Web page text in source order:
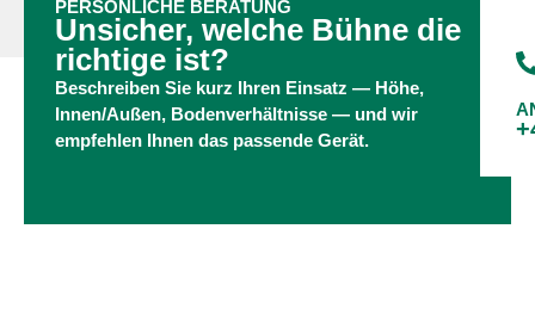
PERSÖNLICHE BERATUNG
Unsicher, welche Bühne die
richtige ist?
Beschreiben Sie kurz Ihren Einsatz — Höhe,
Innen/Außen, Bodenverhältnisse — und wir
empfehlen Ihnen das passende Gerät.